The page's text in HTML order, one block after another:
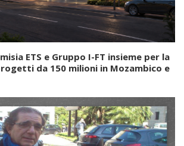
ETS e Gruppo I-FT insieme per la
da 150 milioni in Mozambico e